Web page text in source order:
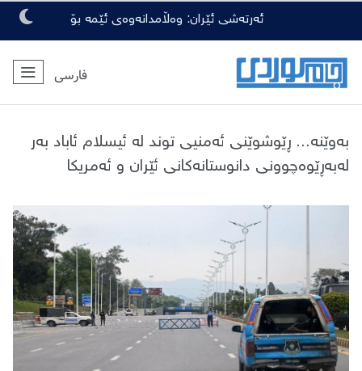
ئەرتەشی ئێران: وەڵامدانەوەی ئێمە بۆ
هەرچەشنە دەستدرێژیەکی دوژمنان، توندتر
و کەمەرشکێنتر دەبێت
فارسی
بەوێنە... ڕێوشوێنی ئەمنیی توند لە ئیسلام ئاباد بەر
لەبەڕێوەچوونی دانوستانەکانی ئێران و ئەمریکا